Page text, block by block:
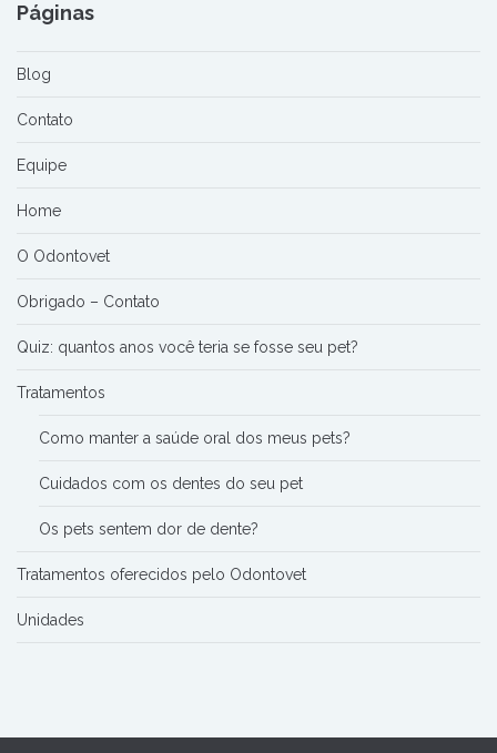
Páginas
Blog
Contato
Equipe
Home
O Odontovet
Obrigado – Contato
Quiz: quantos anos você teria se fosse seu pet?
Tratamentos
Como manter a saúde oral dos meus pets?
Cuidados com os dentes do seu pet
Os pets sentem dor de dente?
Tratamentos oferecidos pelo Odontovet
Unidades